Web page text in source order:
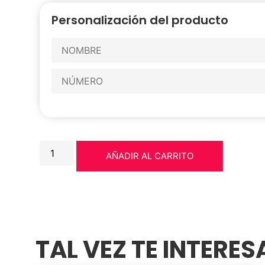
Personalización del producto
AÑADIR AL CARRITO
TAL VEZ TE